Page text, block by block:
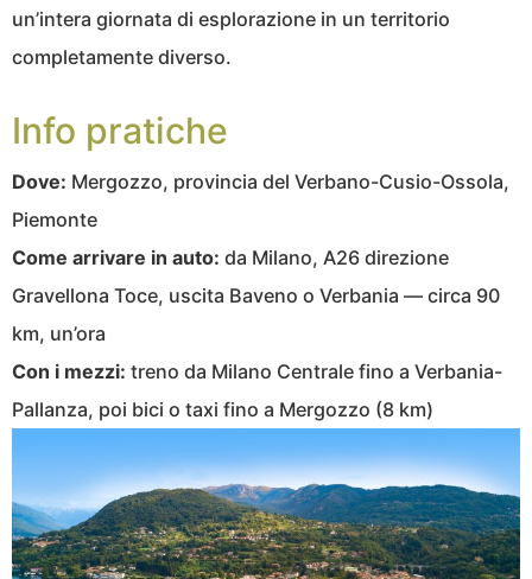
un’intera giornata di esplorazione in un territorio
completamente diverso.
Info pratiche
Dove: Mergozzo, provincia del Verbano-Cusio-Ossola,
Piemonte
Come arrivare in auto: da Milano, A26 direzione
Gravellona Toce, uscita Baveno o Verbania — circa 90
km, un’ora
Con i mezzi: treno da Milano Centrale fino a Verbania-
Pallanza, poi bici o taxi fino a Mergozzo (8 km)